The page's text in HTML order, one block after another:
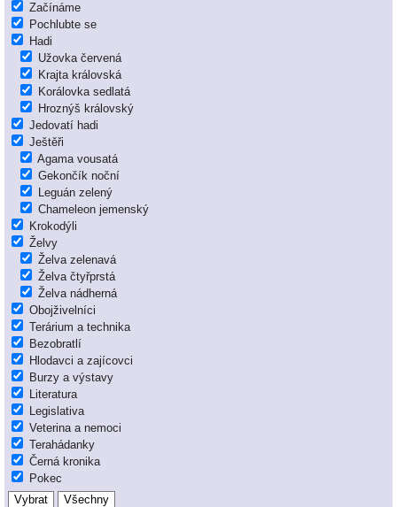
Začínáme
Pochlubte se
Hadi
Užovka červená
Krajta královská
Korálovka sedlatá
Hroznýš královský
Jedovatí hadi
Ještěři
Agama vousatá
Gekončík noční
Leguán zelený
Chameleon jemenský
Krokodýli
Želvy
Želva zelenavá
Želva čtyřprstá
Želva nádherná
Obojživelníci
Terárium a technika
Bezobratlí
Hlodavci a zajícovci
Burzy a výstavy
Literatura
Legislativa
Veterina a nemoci
Terahádanky
Černá kronika
Pokec